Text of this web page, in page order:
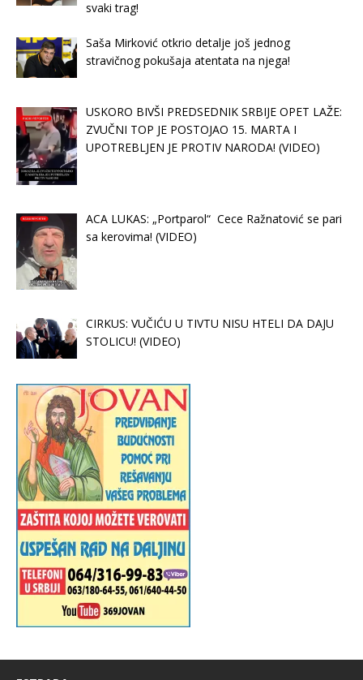
svaki trag!
Saša Mirković otkrio detalje još jednog
stravičnog pokušaja atentata na njega!
USKORO BIVŠI PREDSEDNIK SRBIJE OPET LAŽE:
ZVUČNI TOP JE POSTOJAO 15. MARTA I
UPOTREBLJEN JE PROTIV NARODA! (VIDEO)
ACA LUKAS: „Portparol“ Cece Ražnatović se pari
sa kerovima! (VIDEO)
CIRKUS: VUČIĆU U TIVTU NISU HTELI DA DAJU
STOLICU! (VIDEO)